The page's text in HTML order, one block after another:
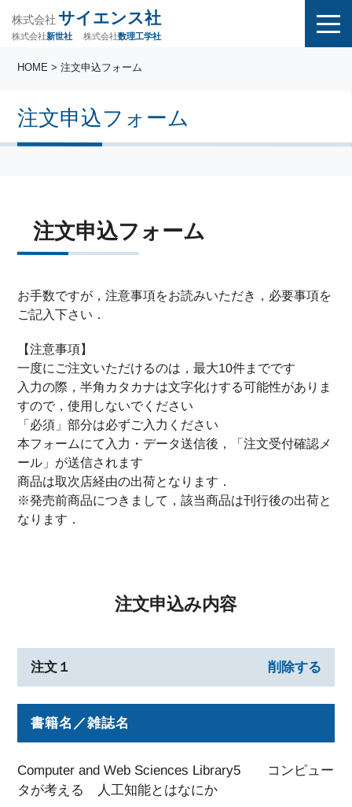
株式会社 サイエンス社
株式会社新世社 株式会社数理工学社
注文申込フォーム
HOME > 注文申込フォーム
注文申込フォーム
お手数ですが，注意事項をお読みいただき，必要事項を
ご記入下さい．
【注意事項】
一度にご注文いただけるのは，最大10件までです
入力の際，半角カタカナは文字化けする可能性がありま
すので，使用しないでください
「必須」部分は必ずご入力ください
本フォームにて入力・データ送信後，「注文受付確認メ
ール」が送信されます
商品は取次店経由の出荷となります．
※発売前商品につきまして，該当商品は刊行後の出荷と
なります．
注文申込み内容
注文１ 削除する
書籍名／雑誌名
Computer and Web Sciences Library5 コンピュー
タが考える 人工知能とはなにか